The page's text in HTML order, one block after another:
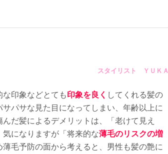
す！更に普段見えない毛穴の汚れや、シャンプーでは落
とによりお手入れへの意識が高まります！
皮がちゃんと動かせているか心配な方や、自分で頭皮のマ
で落としてくれます！！
お湯に頭皮が触れると、頭皮の毛細血管にCO2が入り込
を広げ、血行を促進します。すると、血液の流れが良くな
かり栄養が届きます！しっかり栄養が届いた毛根から太
たく菅原を指名のお客様限定ですが【炭酸泉４
通常シャンプー・ブロー¥3500+炭酸泉500円) 炭酸泉
スタイリスト ＹＵＫＡ
印象などとても 印象を良く してくれる髪の
パサな見た目になってしまい、年齢以上に
だ髪によるデメリットは、「老けて見え
になりますが「将来的な薄毛のリスクの増
薄毛予防の面から考えると、男性も髪の艶に